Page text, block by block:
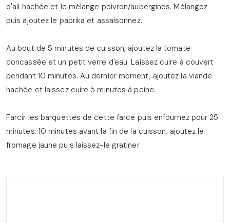
d'ail hachée et le mélange poivron/aubergines. Mélangez
puis ajoutez le paprika et assaisonnez.
Au bout de 5 minutes de cuisson, ajoutez la tomate
concassée et un petit verre d'eau. Laissez cuire à couvert
pendant 10 minutes. Au dernier moment, ajoutez la viande
hachée et laissez cuire 5 minutes à peine.
Farcir les barquettes de cette farce puis enfournez pour 25
minutes. 10 minutes avant la fin de la cuisson, ajoutez le
fromage jaune puis laissez-le gratiner.